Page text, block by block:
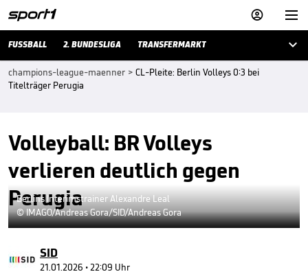


FUSSBALL 2. BUNDESLIGA TRANSFERMARKT 
champions-league-maenner > CL-Pleite: Berlin Volleys 0:3 bei
Titelträger Perugia
Volleyball: BR Volleys
verlieren deutlich gegen
Perugia
Berlins Interimstrainer Alexandre Leal
© IMAGO/Andreas Gora/SID/Andreas Gora
SID
21.01.2026 • 22:09 Uhr